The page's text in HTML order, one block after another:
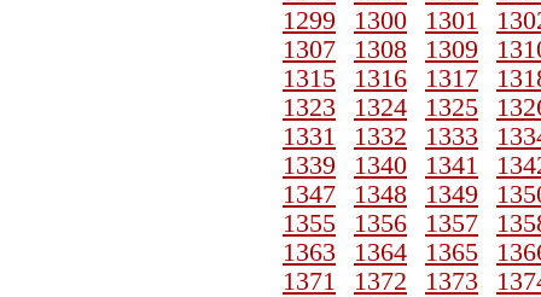
1299
1300 1301
1307
1308 1309
1315
1316 1317
1323
1324 1325
1331
1332 1333
1339
1340 1341
1347
1348 1349
1355
1356 1357
1363
1364 1365
1371
1372 1373